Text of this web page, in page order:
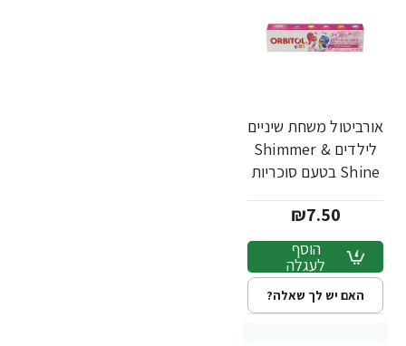
אורביטול משחת שיניים
לילדים Shimmer &
Shine בטעם סוכריות
₪7.50
הוסף
לעגלה
האם יש לך שאלה?